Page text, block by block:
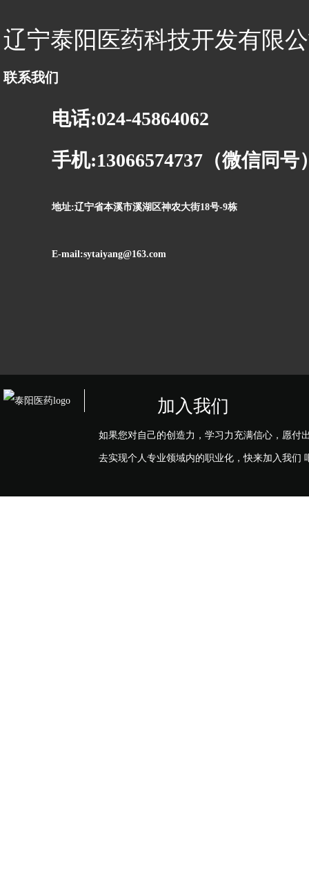
辽宁泰阳医药科技开发有限
联系我们
电话:024-45864062
手机:13066574737（微信同号
地址:辽宁省本溪市溪湖区神农大街18号-9栋
E-mail:sytaiyang@163.com
加入我们
如果您对自己的创造力，学习力充满信心，愿付
去实现个人专业领域内的职业化，快来加入我们